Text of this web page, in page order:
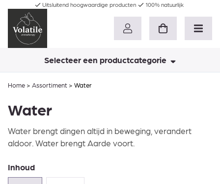
Uitsluitend hoogwaardige producten 100% natuurlijk
Selecteer een productcategorie
Home > Assortiment > Water
Water
Water brengt dingen altijd in beweging, verandert
aldoor. Water brengt Aarde voort.
Inhoud